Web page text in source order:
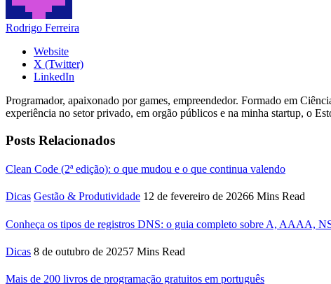
Rodrigo Ferreira
Website
X (Twitter)
LinkedIn
Programador, apaixonado por games, empreendedor. Formado em
experiência no setor privado, em orgão públicos e na minha startup, o
Posts Relacionados
Clean Code (2ª edição): o que mudou e o que continua valendo
Dicas Gestão & Produtividade 12 de fevereiro de 20266 Mins Read
Conheça os tipos de registros DNS: o guia completo sobre A, AAAA,
Dicas 8 de outubro de 20257 Mins Read
Mais de 200 livros de programação gratuitos em português